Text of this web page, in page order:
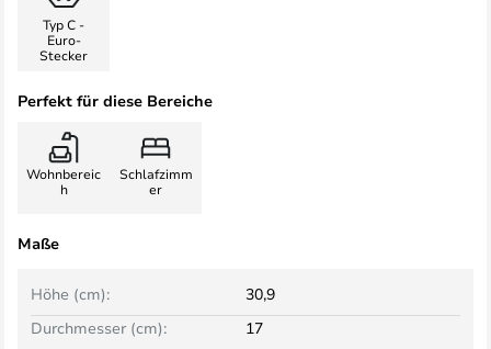
Typ C -
Euro-
Stecker
Perfekt für diese Bereiche
Wohnbereic
h
Schlafzimm
er
Maße
Höhe (cm):
30,9
Durchmesser (cm):
17